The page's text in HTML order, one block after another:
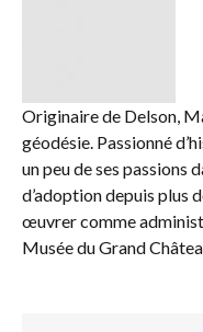
Originaire de Delson,
géodésie. Passionné
un peu de ses passions
d’adoption depuis plus
œuvrer comme
Musée du Grand